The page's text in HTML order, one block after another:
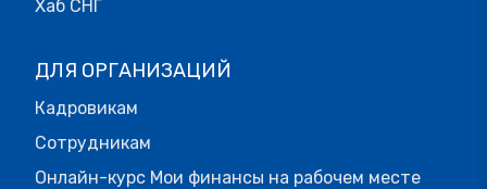
Хаб СНГ
ДЛЯ ОРГАНИЗАЦИЙ
Кадровикам
Сотрудникам
Онлайн-курс Мои финансы на рабочем месте